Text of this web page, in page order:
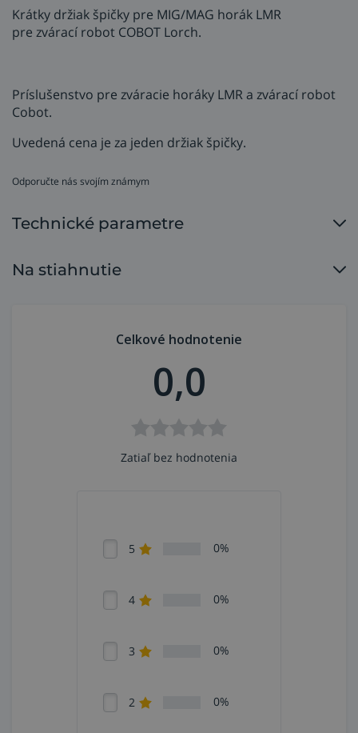
Krátky držiak špičky pre MIG/MAG horák LMR
pre zvárací robot COBOT Lorch.
Príslušenstvo pre zváracie horáky LMR a zvárací robot
Cobot.
Uvedená cena je za jeden držiak špičky.
Odporučte nás svojím známym
Technické parametre
Na stiahnutie
Celkové hodnotenie
0,0
Zatiaľ bez hodnotenia
5 0%
4 0%
3 0%
2 0%